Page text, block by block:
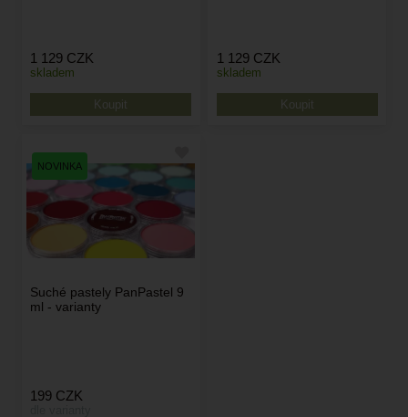
skladem
1 129 CZK
skladem
1 129 CZK
Suché pastely PanPastel 9
ml - varianty
199 CZK